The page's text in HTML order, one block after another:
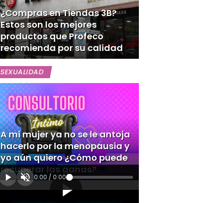
¿Compras en Tiendas 3B?
Estos son los mejores
productos que Profeco
recomienda por su calidad
SEXUALIDAD
A mi mujer ya no se le antoja
hacerlo por la menopausia y
yo aún quiero ¿Cómo puede
recuperar las ganas?
0:00 / 0:00